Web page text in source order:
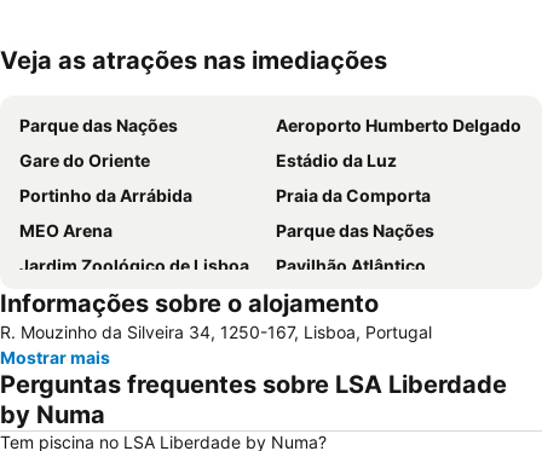
Ampliar mapa
Veja as atrações nas imediações
Parque das Nações
Aeroporto Humberto Delgado
Gare do Oriente
Estádio da Luz
Portinho da Arrábida
Praia da Comporta
MEO Arena
Parque das Nações
Jardim Zoológico de Lisboa
Pavilhão Atlântico
Passeio Marítimo de Algés
Benfica
Praias de Santa Cruz
Baixa de Lisboa
Parque Eduardo VII
Praça de Touros de Campo Pequeno
Praia das Azenhas do Mar
Belém
Avenida da Liberdade
Informações sobre o alojamento
R. Mouzinho da Silveira 34, 1250-167, Lisboa, Portugal
Mostrar mais
Perguntas frequentes sobre LSA Liberdade
by Numa
Tem piscina no LSA Liberdade by Numa?